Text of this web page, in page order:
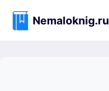
содержимому
Nemaloknig.ru